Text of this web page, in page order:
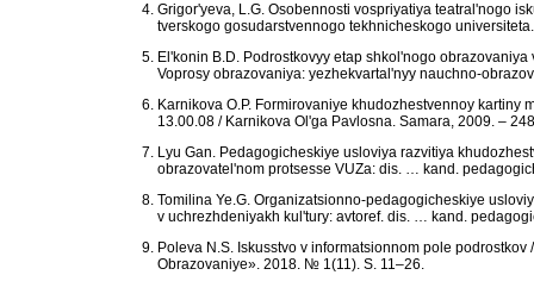
Grigor'yeva, L.G. Osobennosti vospriyatiya teatral'nogo
tverskogo gosudarstvennogo tekhnicheskogo
El'konin B.D. Podrostkovyy etap shkol'nogo
Voprosy obrazovaniya: yezhekvartal'nyy nauchno-
Karnikova O.P. Formirovaniye khudozhestvennoy
13.00.08 / Karnikova Ol'ga Pavlosna. Samara, 2009. –
Lyu Gan. Pedagogicheskiye usloviya razvitiya
obrazovatel'nom protsesse VUZa: dis. … kand.
Tomilina Ye.G. Organizatsionno-pedagogicheskiye
v uchrezhdeniyakh kul'tury: avtoref. dis. … kand.
Poleva N.S. Iskusstvo v informatsionnom pole
Obrazovaniye». 2018. № 1(11). S. 11–26.